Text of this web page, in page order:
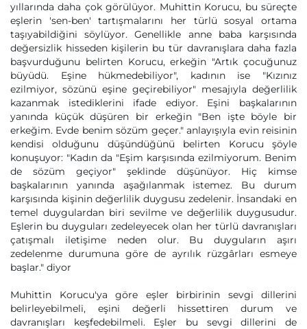
yıllarında daha çok görülüyor. Muhittin Korucu, bu süreçte
eşlerin 'sen-ben' tartışmalarını her türlü sosyal ortama
taşıyabildiğini söylüyor. Genellikle anne baba karşısında
değersizlik hisseden kişilerin bu tür davranışlara daha fazla
başvurduğunu belirten Korucu, erkeğin "Artık çocuğunuz
büyüdü. Eşine hükmedebiliyor", kadının ise "Kızınız
ezilmiyor, sözünü eşine geçirebiliyor" mesajıyla değerlilik
kazanmak istediklerini ifade ediyor. Eşini başkalarının
yanında küçük düşüren bir erkeğin "Ben işte böyle bir
erkeğim. Evde benim sözüm geçer." anlayışıyla evin reisinin
kendisi olduğunu düşündüğünü belirten Korucu şöyle
konuşuyor: "Kadın da "Eşim karşısında ezilmiyorum. Benim
de sözüm geçiyor" şeklinde düşünüyor. Hiç kimse
başkalarının yanında aşağılanmak istemez. Bu durum
karşısında kişinin değerlilik duygusu zedelenir. İnsandaki en
temel duygulardan biri sevilme ve değerlilik duygusudur.
Eşlerin bu duyguları zedeleyecek olan her türlü davranışları
çatışmalı iletişime neden olur. Bu duyguların aşırı
zedelenme durumuna göre de ayrılık rüzgârları esmeye
başlar." diyor
Muhittin Korucu'ya göre eşler birbirinin sevgi dillerini
belirleyebilmeli, eşini değerli hissettiren durum ve
davranışları keşfedebilmeli. Eşler bu sevgi dillerini de